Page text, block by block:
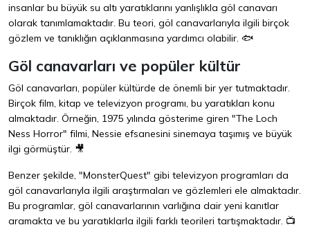
insanlar bu büyük su altı yaratıklarını yanlışlıkla göl canavarı
olarak tanımlamaktadır. Bu teori, göl canavarlarıyla ilgili birçok
gözlem ve tanıklığın açıklanmasına yardımcı olabilir. 🐟
Göl canavarları ve popüler kültür
Göl canavarları, popüler kültürde de önemli bir yer tutmaktadır.
Birçok film, kitap ve televizyon programı, bu yaratıkları konu
almaktadır. Örneğin, 1975 yılında gösterime giren "The Loch
Ness Horror" filmi, Nessie efsanesini sinemaya taşımış ve büyük
ilgi görmüştür. 🎥
Benzer şekilde, "MonsterQuest" gibi televizyon programları da
göl canavarlarıyla ilgili araştırmaları ve gözlemleri ele almaktadır.
Bu programlar, göl canavarlarının varlığına dair yeni kanıtlar
aramakta ve bu yaratıklarla ilgili farklı teorileri tartışmaktadır. 📺